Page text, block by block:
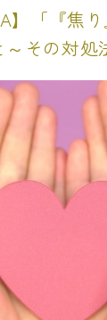
】「『焦
その対処